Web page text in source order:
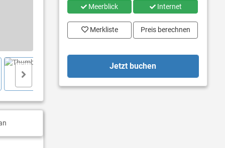
Meerblick Internet
Merkliste Preis berechnen
Jetzt buchen